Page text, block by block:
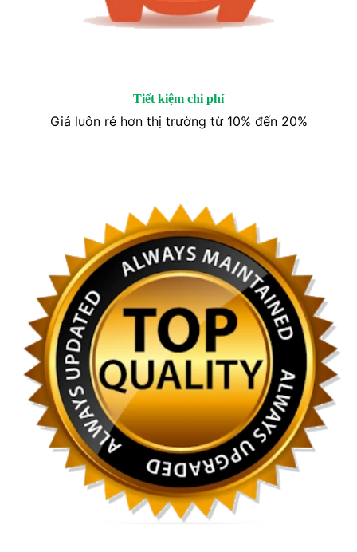
Tiết kiệm chi phí
Giá luôn rẻ hơn thị trường từ 10% đến 20%